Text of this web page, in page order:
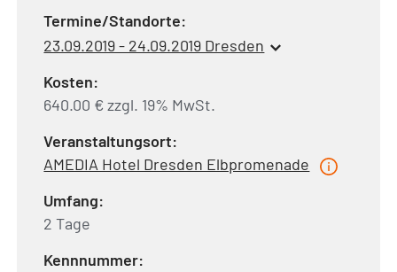
Termine/Standorte:
23.09.2019 - 24.09.2019 Dresden
Kosten:
640.00 € zzgl. 19% MwSt.
Veranstaltungsort:
AMEDIA Hotel Dresden Elbpromenade
Umfang:
2 Tage
Kennnummer: